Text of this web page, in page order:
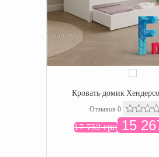
Кровать-домик
Отзывов 0
17 752 грн15